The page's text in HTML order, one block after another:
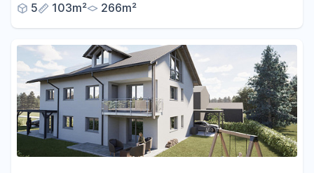
5
103m² 266m²